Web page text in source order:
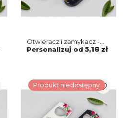
Otwieracz i zamykacz -
Akwarelowe Wianki
Motyw 4
Personalizuj od 5,18 zł
Produkt niedostępny